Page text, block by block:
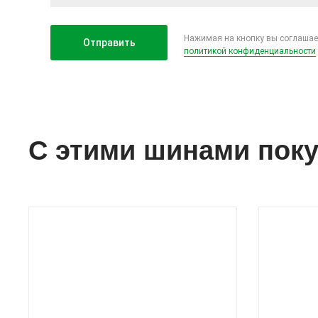
Нажимая на кнопку вы
политикой конфиденциальности
С этими шинами